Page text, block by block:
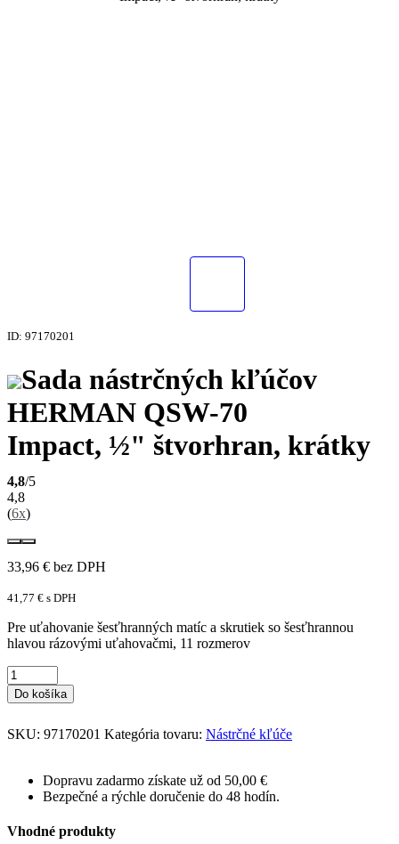
ID: 97170201
Sada nástrčných kľúčov
HERMAN QSW-70
Impact, ½" štvorhran, krátky
4,8/5
4,8
(6x)
33,96 € bez DPH
41,77 € s DPH
Pre uťahovanie šesťhranných matíc a skrutiek so šesťhrannou
hlavou rázovými uťahovačmi, 11 rozmerov
Do košíka
SKU: 97170201 Kategória tovaru: Nástrčné kľúče
Dopravu zadarmo získate už od 50,00 €
Bezpečné a rýchle doručenie do 48 hodín.
Vhodné produkty